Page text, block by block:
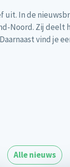
uit. In de
Noord. Zij deelt
vind je
Alle nieuws